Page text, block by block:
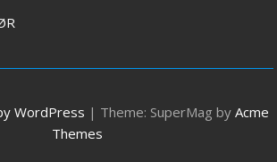
WordPress | Theme: SuperMag by Acme
Themes